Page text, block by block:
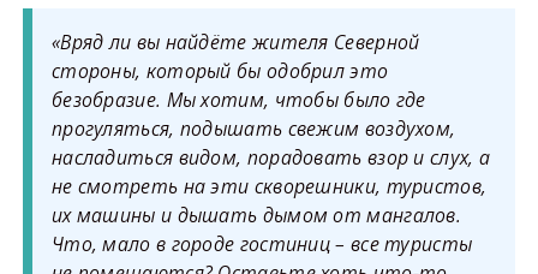
«Вряд ли вы найдёте жителя Северной
стороны, который бы одобрил это
безобразие. Мы хотим, чтобы было где
прогуляться, подышать свежим воздухом,
насладиться видом, порадовать взор и слух, а
не смотреть на эти скворешники, туристов,
их машины и дышать дымом от мангалов.
Что, мало в городе гостиниц – все туристы